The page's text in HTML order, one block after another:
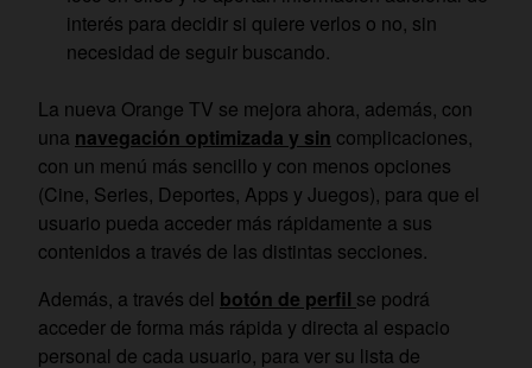
interés para decidir si quiere verlos o no, sin
necesidad de seguir buscando.
La nueva Orange TV se mejora ahora, además, con
una navegación optimizada y sin complicaciones,
con un menú más sencillo y con menos opciones
(Cine, Series, Deportes, Apps y Juegos), para que el
usuario pueda acceder más rápidamente a sus
contenidos a través de las distintas secciones.
Además, a través del botón de perfil se podrá
acceder de forma más rápida y directa al espacio
personal de cada usuario, para ver su lista de